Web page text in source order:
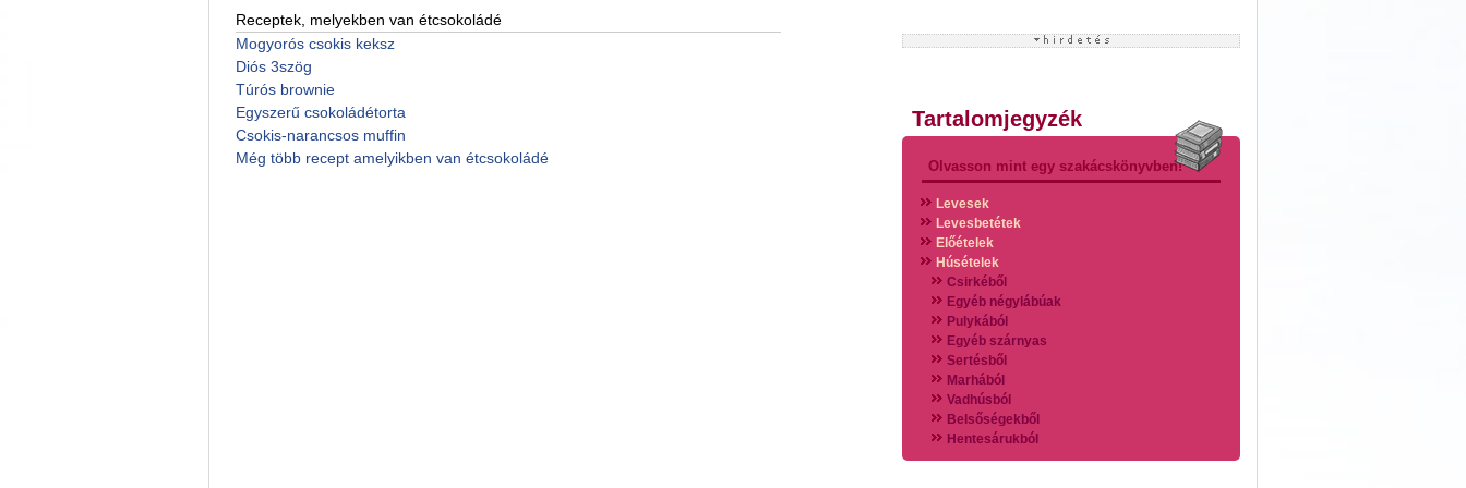
Receptek, melyekben van étcsokoládé
Mogyorós csokis keksz
Diós 3szög
Túrós brownie
Egyszerű csokoládétorta
Csokis-narancsos muffin
Még több recept amelyikben van étcsokoládé
Tartalomjegyzék
Olvasson mint egy szakácskönyvben!
Levesek
Levesbetétek
Előételek
Húsételek
Csirkéből
Egyéb négylábúak
Pulykából
Egyéb szárnyas
Sertésből
Marhából
Vadhúsból
Belsőségekből
Hentesárukból
Vadszárnyasokból